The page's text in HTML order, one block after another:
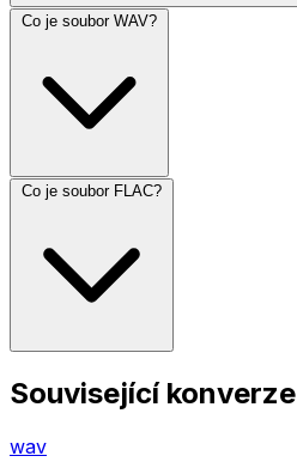
Co je soubor WAV?
Co je soubor FLAC?
Související konverze
wav